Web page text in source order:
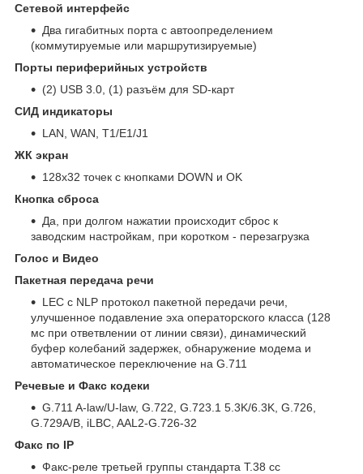
Сетевой интерфейс
Два гигабитных порта с автоопределением
(коммутируемые или маршрутизируемые)
Порты периферийных устройств
(2) USB 3.0, (1) разъём для SD-карт
СИД индикаторы
LAN, WAN, T1/E1/J1
ЖК экран
128x32 точек с кнопками DOWN и OK
Кнопка сброса
Да, при долгом нажатии происходит сброс к
заводским настройкам, при коротком - перезагрузка
Голос и Видео
Пакетная передача речи
LEC с NLP протокол пакетной передачи речи,
улучшенное подавление эха операторского класса (128
мс при ответвлении от линии связи), динамический
буфер колебаний задержек, обнаружение модема и
автоматическое переключение на G.711
Речевые и Факс кодеки
G.711 A-law/U-law, G.722, G.723.1 5.3K/6.3K, G.726,
G.729A/B, iLBC, AAL2-G.726-32
Факс по IP
Факс-реле третьей группы стандарта T.38 cс